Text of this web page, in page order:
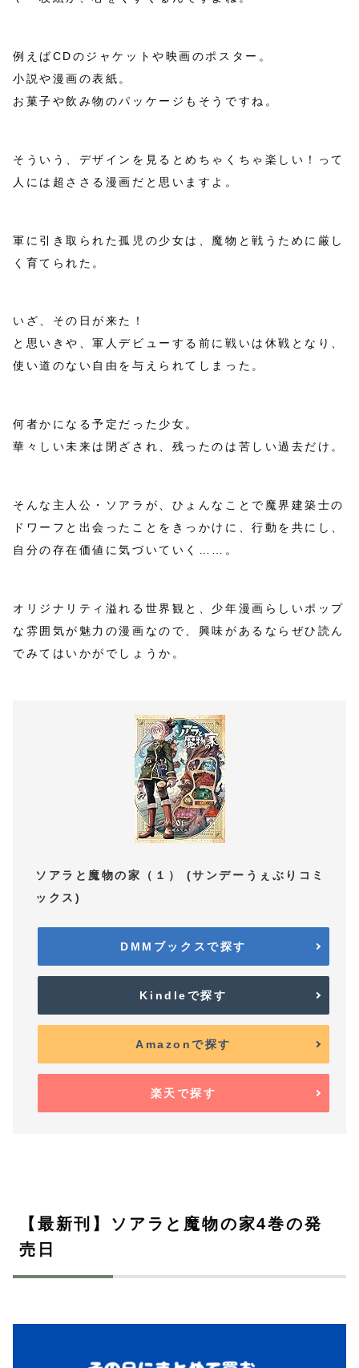
例えばCDのジャケットや映画のポスター。
小説や漫画の表紙。
お菓子や飲み物のパッケージもそうですね。
そういう、デザインを見るとめちゃくちゃ楽しい！って
人には超ささる漫画だと思いますよ。
軍に引き取られた孤児の少女は、魔物と戦うために厳し
く育てられた。
いざ、その日が来た！
と思いきや、軍人デビューする前に戦いは休戦となり、
使い道のない自由を与えられてしまった。
何者かになる予定だった少女。
華々しい未来は閉ざされ、残ったのは苦しい過去だけ。
そんな主人公・ソアラが、ひょんなことで魔界建築士の
ドワーフと出会ったことをきっかけに、行動を共にし、
自分の存在価値に気づいていく……。
オリジナリティ溢れる世界観と、少年漫画らしいポップ
な雰囲気が魅力の漫画なので、興味があるならぜひ読ん
でみてはいかがでしょうか。
ソアラと魔物の家（１） (サンデーうぇぶりコミ
ックス)
DMMブックスで探す
Kindleで探す
Amazonで探す
楽天で探す
【最新刊】ソアラと魔物の家4巻の発
売日